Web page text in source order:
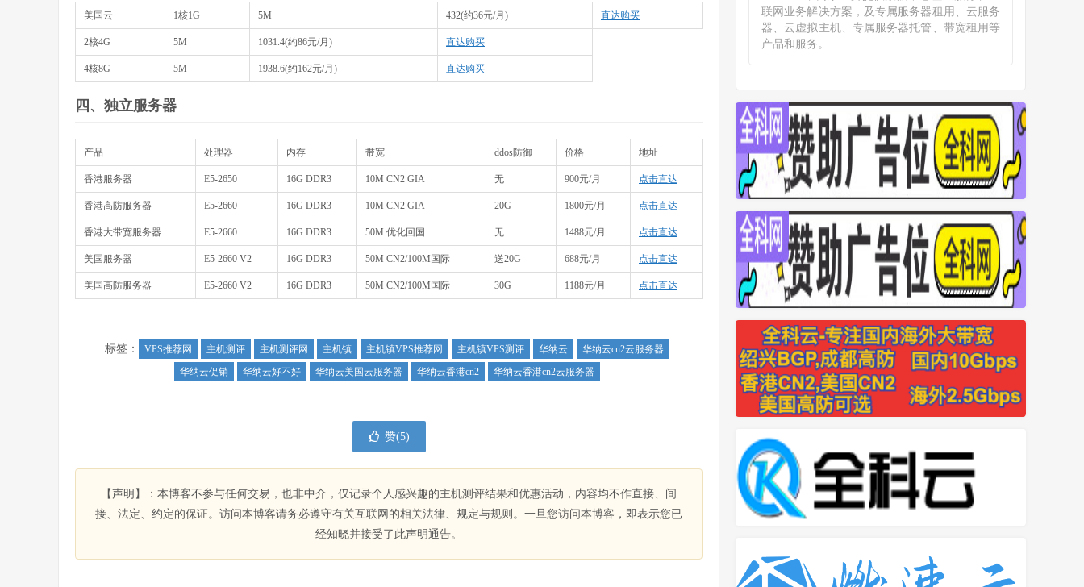
美国云 1核1G 5M 432(约36元/月) 直达购买
2核4G 5M 1031.4(约86元/月) 直达购买
4核8G 5M 1938.6(约162元/月) 直达购买
四、独立服务器
产品 处理器 内存 带宽 ddos防御 价格 地址
香港服务器 E5-2650 16G DDR3 10M CN2 GIA 无 900元/月 点击直达
香港高防服务器 E5-2660 16G DDR3 10M CN2 GIA 20G 1800元/月 点击直达
香港大带宽服务器 E5-2660 16G DDR3 50M 优化回国 无 1488元/月 点击直达
美国服务器 E5-2660 V2 16G DDR3 50M CN2/100M国际 送20G 688元/月 点击直达
美国高防服务器 E5-2660 V2 16G DDR3 50M CN2/100M国际 30G 1188元/月 点击直达
标签： VPS推荐网 主机测评 主机测评网 主机镇 主机镇VPS推荐网 主机镇VPS测评 华纳云
华纳云cn2云服务器
华纳云促销
华纳云好不好 华纳云美国云服务器 华纳云香港cn2 华纳云香港cn2云服务器
赞(5)
【声明】：本博客不参与任何交易，也非中介，仅记录个人感兴趣的主机测评结果和优惠活动，内容均不作直接、间
接、法定、约定的保证。访问本博客请务必遵守有关互联网的相关法律、规定与规则。一旦您访问本博客，即表示您已
经知晓并接受了此声明通告。
联网业务解决方案，及专属服务器租用、云服务
器、云虚拟主机、专属服务器托管、带宽租用等
产品和服务。